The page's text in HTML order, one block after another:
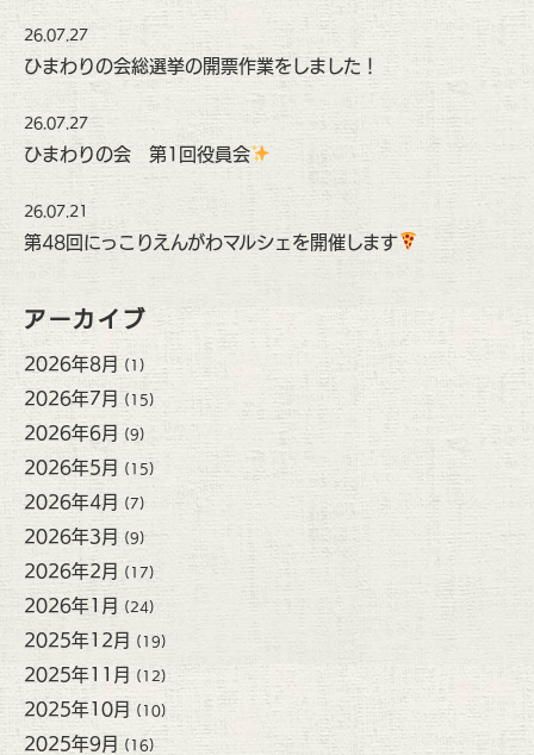
26.07.27
ひまわりの会総選挙の開票作業をしました！
26.07.27
ひまわりの会 第1回役員会
26.07.21
第48回にっこりえんがわマルシェを開催します
アーカイブ
2026年8月 (1)
2026年7月 (15)
2026年6月 (9)
2026年5月 (15)
2026年4月 (7)
2026年3月 (9)
2026年2月 (17)
2026年1月 (24)
2025年12月 (19)
2025年11月 (12)
2025年10月 (10)
2025年9月 (16)